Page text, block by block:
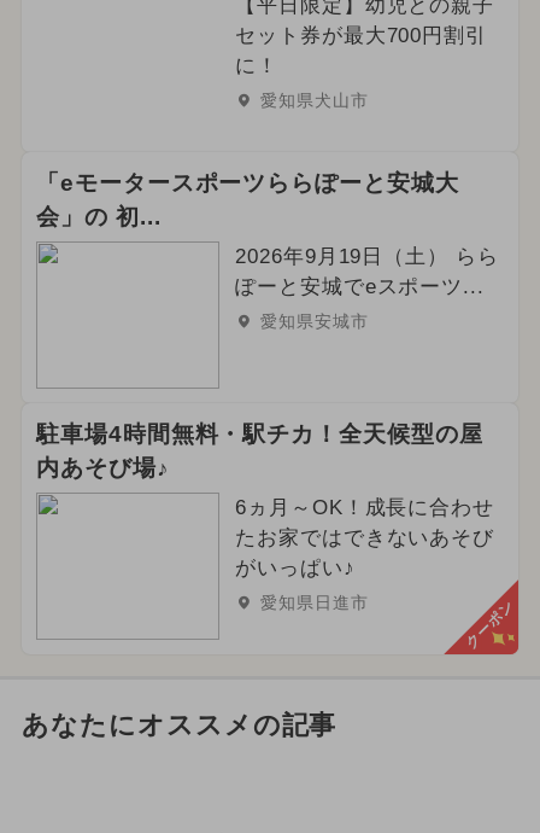
【平日限定】幼児との親子
セット券が最大700円割引
に！
愛知県犬山市
「eモータースポーツららぽーと安城大
会」の 初...
2026年9月19日（土） らら
ぽーと安城でeスポーツ...
愛知県安城市
駐車場4時間無料・駅チカ！全天候型の屋
内あそび場♪
6ヵ月～OK！成長に合わせ
たお家ではできないあそび
がいっぱい♪
愛知県日進市 クーポン
あなたにオススメの記事